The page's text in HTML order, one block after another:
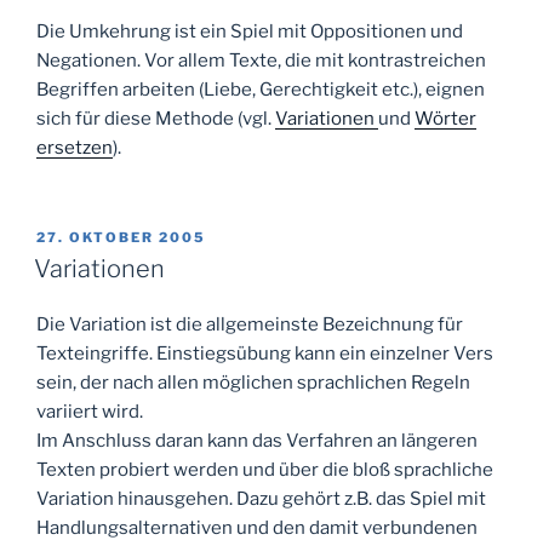
Die Umkehrung ist ein Spiel mit Oppositionen und
Negationen. Vor allem Texte, die mit kontrastreichen
Begriffen arbeiten (Liebe, Gerechtigkeit etc.), eignen
sich für diese Methode (vgl.Variationen und Wörter
ersetzen).
VERÖFFENTLICHT
AM
27. OKTOBER 2005
Variationen
Die Variation ist die allgemeinste Bezeichnung für
Texteingriffe. Einstiegsübung kann ein einzelner Vers
sein, der nach allen möglichen sprachlichen Regeln
variiert wird.
Im Anschluss daran kann das Verfahren an längeren
Texten probiert werden und über die bloß sprachliche
Variation hinausgehen. Dazu gehört z.B. das Spiel mit
Handlungsalternativen und den damit verbundenen